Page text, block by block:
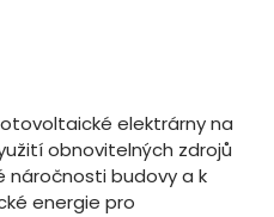
elektrárny na
obnovitelných zdrojů
náročnosti budovy a k
energie pro